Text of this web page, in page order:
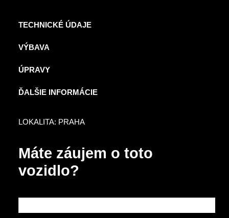
TECHNICKÉ ÚDAJE
VÝBAVA
ÚPRAVY
ĎALŠIE INFORMÁCIE
LOKALITA: PRAHA
Máte záujem o toto
vozidlo?